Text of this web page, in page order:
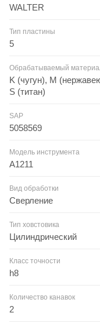
WALTER
Тип пластины
5
Обрабатываемый
K (чугун), M
S (титан)
SAP
5058569
Модель инструмента
A1211
Вид обработки
Сверление
Тип ховстовика
Цилиндрический
Класс точности
h8
Количество канавок
2